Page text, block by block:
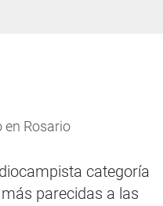
en Rosario
categoría
parecidas a las